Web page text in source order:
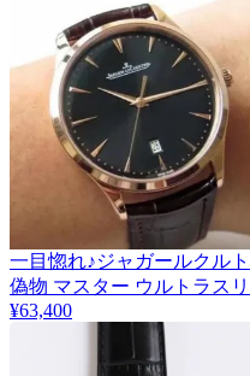
一目惚れ♪ジャガールクルト
偽物 マスター ウルトラス
デイト Q1288420
¥63,400